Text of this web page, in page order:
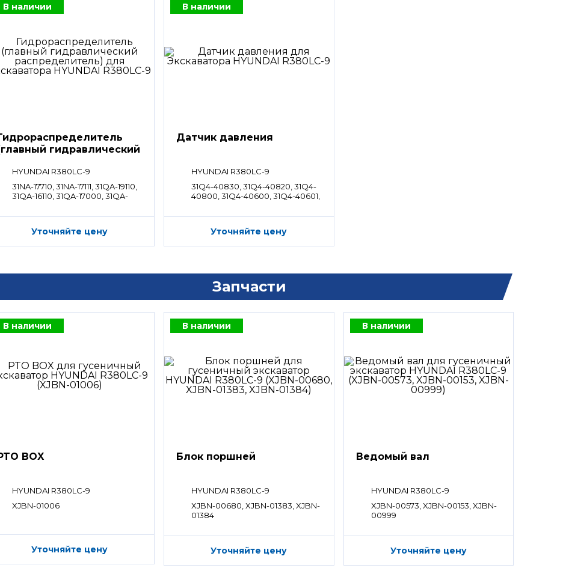
В наличии
гидравлический
HYUNDAI R380LC-9
31NA-17710, 31NA-17111, 31QA-19110,
31QA-16110, 31QA-17000, 31QA-
Уточняйте цену
В наличии
Датчик давления
HYUNDAI R380LC-9
31Q4-40830, 31Q4-40820, 31Q4-
40800, 31Q4-40600, 31Q4-40601,
Уточняйте цену
Запчасти
В наличии
BOX
HYUNDAI R380LC-9
XJBN-01006
Уточняйте цену
В наличии
Блок поршней
HYUNDAI R380LC-9
XJBN-00680, XJBN-01383, XJBN-
01384
Уточняйте цену
В наличии
Ведомый вал
HYUNDAI R380LC-9
XJBN-00573, XJBN-00153, XJBN-
00999
Уточняйте цену